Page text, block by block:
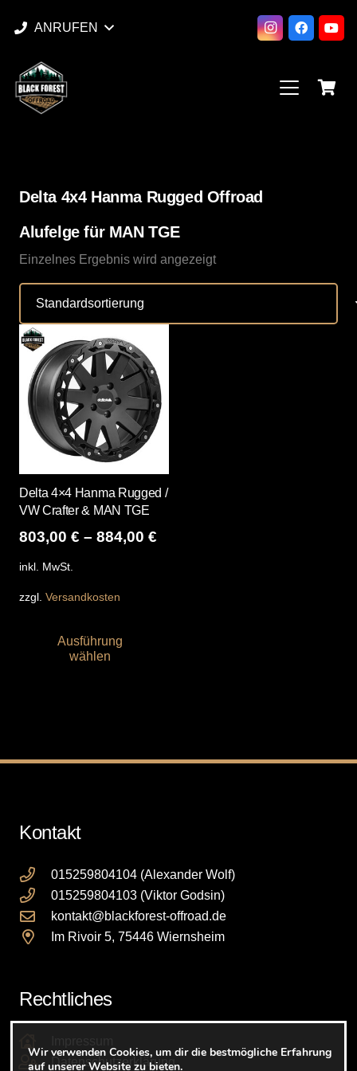
ANRUFEN
Delta 4x4 Hanma Rugged Offroad
Alufelge für MAN TGE
Einzelnes Ergebnis wird angezeigt
Delta 4×4 Hanma Rugged /
VW Crafter & MAN TGE
803,00 € – 884,00 €
inkl. MwSt.
zzgl. Versandkosten
Ausführung
wählen
Optionen
gewählt
werden
Kontakt
015259804104 (Alexander Wolf)
015259804103 (Viktor Godsin)
kontakt@blackforest-offroad.de
Im Rivoir 5, 75446 Wiernsheim
Rechtliches
Datenschutzerklärung
Wir verwenden Cookies, um dir die bestmögliche Erfahrung
auf unserer Website zu bieten.